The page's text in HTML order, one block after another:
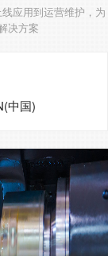
应用到运营维护，为
决方案
中国)